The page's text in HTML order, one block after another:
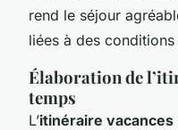
rend le séjour
liées à des
Élaboration de
temps
L’itinéraire vacances